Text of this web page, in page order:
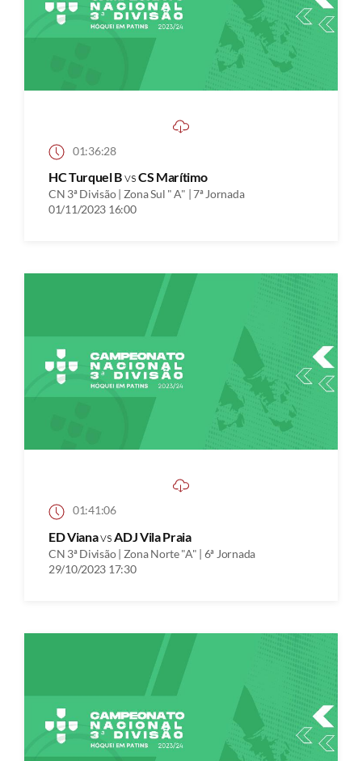
01:36:28
HC Turquel BvsCS Marítimo
CN 3ª Divisão | Zona Sul " A" | 7ª Jornada
01/11/2023 16:00
01:41:06
ED VianavsADJ Vila Praia
CN 3ª Divisão | Zona Norte "A" | 6ª Jornada
29/10/2023 17:30